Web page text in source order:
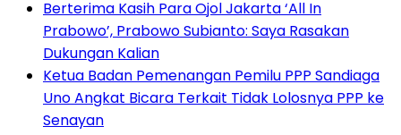
Berterima Kasih Para Ojol Jakarta ‘All In
Prabowo’, Prabowo Subianto: Saya Rasakan
Dukungan Kalian
Ketua Badan Pemenangan Pemilu PPP Sandiaga
Uno Angkat Bicara Terkait Tidak Lolosnya PPP ke
Senayan